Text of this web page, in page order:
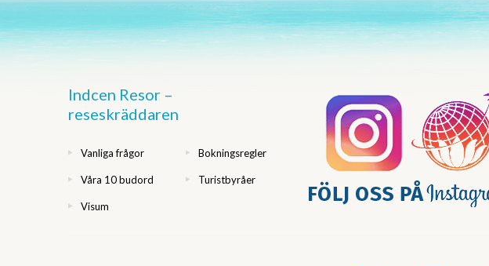
Indcen Resor –
reseskräddaren
Vanliga frågor Bokningsregler
Våra 10 budord Turistbyråer
Visum